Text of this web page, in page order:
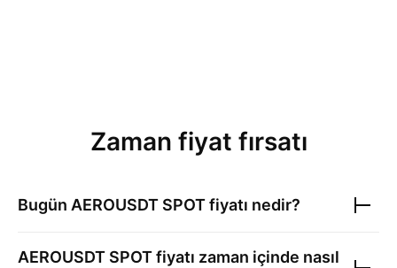
Zaman fiyat fırsatı
Bugün AEROUSDT SPOTfiyatı nedir?
AEROUSDT SPOTfiyatı zaman içinde nasıl